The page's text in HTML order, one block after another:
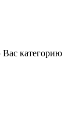
категорию